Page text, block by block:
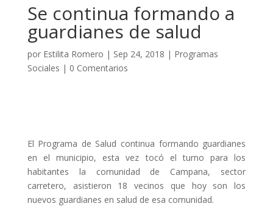
Se continua formando a
guardianes de salud
por Estilita Romero | Sep 24, 2018 | Programas
Sociales | 0 Comentarios
El Programa de Salud continua formando guardianes
en el municipio, esta vez tocó el turno para los
habitantes la comunidad de Campana, sector
carretero, asistieron 18 vecinos que hoy son los
nuevos guardianes en salud de esa comunidad.